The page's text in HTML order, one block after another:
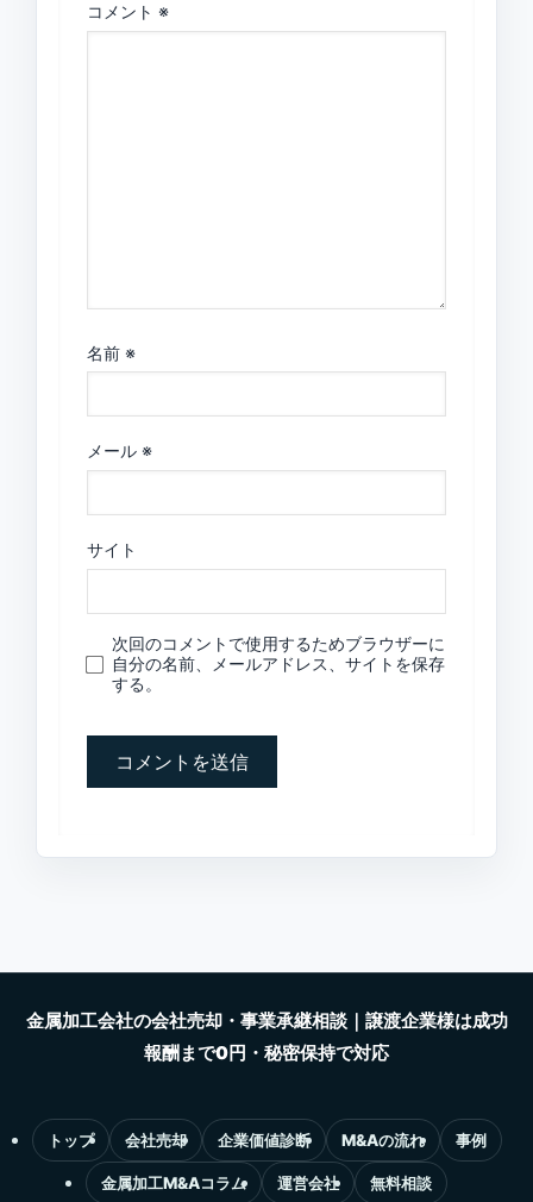
コメント ※
名前 ※
メール ※
サイト
次回のコメントで使用するためブラウザーに
自分の名前、メールアドレス、サイトを保存
する。
トップ 会社売却 企業価値診断 M&Aの流れ 事例
金属加工M&Aコラム 運営会社 無料相談